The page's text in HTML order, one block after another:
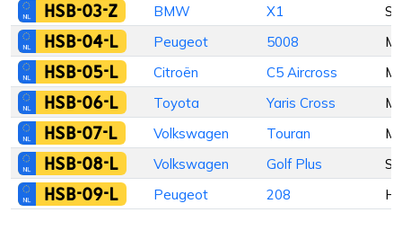
HSB-03-Z BMW X1
HSB-04-L Peugeot 5008
HSB-05-L Citroën C5 Aircross
HSB-06-L Toyota Yaris Cross
HSB-07-L Volkswagen Touran
HSB-08-L Volkswagen Golf Plus
HSB-09-L Peugeot 208